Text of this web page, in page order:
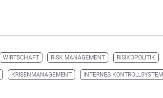
WIRTSCHAFT RISK MANAGEMENT RISIKOPOLITIK
KRISENMANAGEMENT INTERNES KONTROLLSYSTEM